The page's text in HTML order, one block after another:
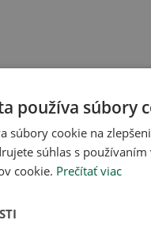
používa súbory
súbory cookie na
súhlas s
cookie. Prečítať viac